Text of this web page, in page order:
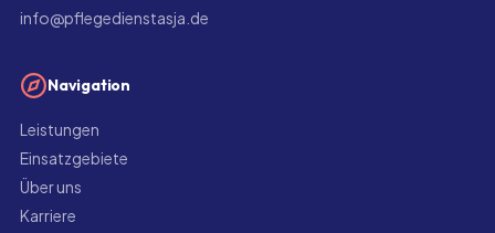
info@pflegedienstasja.de
Navigation
Leistungen
Einsatzgebiete
Über uns
Karriere